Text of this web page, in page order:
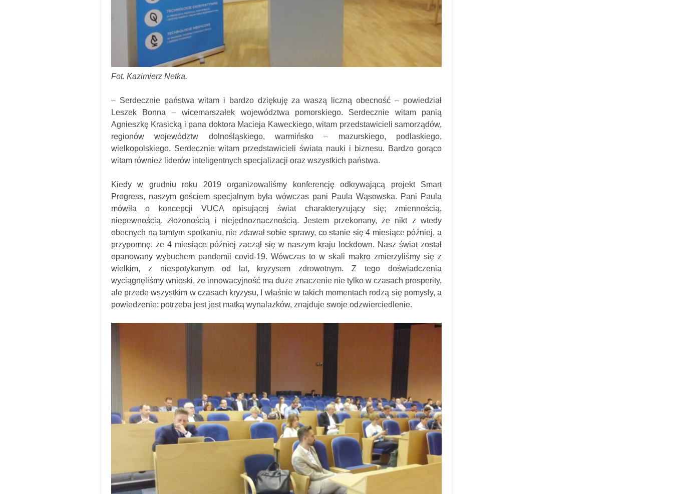
Fot. Kazimierz Netka.
– Serdecznie państwa witam i bardzo dziękuję za waszą liczną obecność – powiedział
Leszek Bonna – wicemarszałek województwa pomorskiego. Serdecznie witam panią
Agnieszkę Krasicką i pana doktora Macieja Kaweckiego, witam przedstawicieli samorządów,
regionów województw dolnośląskiego, warmińsko – mazurskiego, podlaskiego,
wielkopolskiego. Serdecznie witam przedstawicieli świata nauki i biznesu. Bardzo gorąco
witam również liderów inteligentnych specjalizacji oraz wszystkich państwa.
Kiedy w grudniu roku 2019 organizowaliśmy konferencję odkrywającą projekt Smart
Progress, naszym gościem specjalnym była wówczas pani Paula Wąsowska. Pani Paula
mówiła o koncepcji VUCA opisującej świat charakteryzujący się; zmiennością,
niepewnością, złożonością i niejednoznacznością. Jestem przekonany, że nikt z wtedy
obecnych na tamtym spotkaniu, nie zdawał sobie sprawy, co stanie się 4 miesiące później, a
przypomnę, że 4 miesiące później zaczął się w naszym kraju lockdown. Nasz świat został
opanowany wybuchem pandemii covid-19. Wówczas to w skali makro zmierzyliśmy się z
wielkim, z niespotykanym od lat, kryzysem zdrowotnym. Z tego doświadczenia
wyciągnęliśmy wnioski, że innowacyjność ma duże znaczenie nie tylko w czasach prosperity,
ale przede wszystkim w czasach kryzysu, I właśnie w takich momentach rodzą się pomysły, a
powiedzenie: potrzeba jest jest matką wynalazków, znajduje swoje odzwierciedlenie.